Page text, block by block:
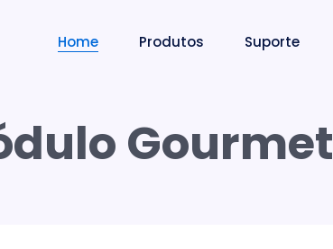
Home Produtos Suporte
Gourmet